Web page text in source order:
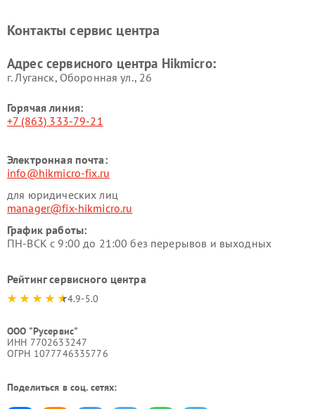
Контакты сервис центра
Адрес сервисного центра Hikmicro:
г. Луганск, Оборонная ул., 26
Горячая линия:
+7 (863) 333-79-21
Электронная почта:
info@hikmicro-fix.ru
для юридических лиц
manager@fix-hikmicro.ru
График работы:
ПН-ВСК с 9:00 до 21:00 без перерывов и выходных
Рейтинг сервисного центра
4.9-5.0
ООО "Русервис"
ИНН 7702633247
ОГРН 1077746335776
Поделиться в соц. сетях: